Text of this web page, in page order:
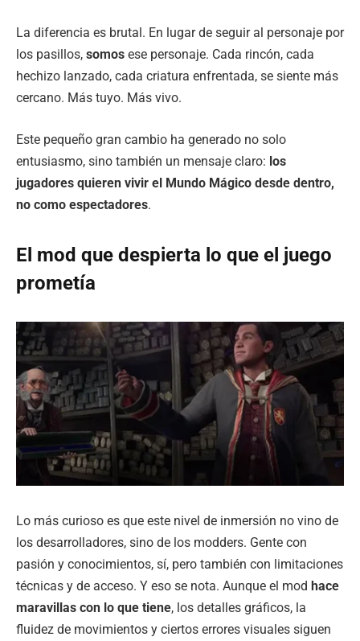
La diferencia es brutal. En lugar de seguir al personaje por
los pasillos, somos ese personaje. Cada rincón, cada
hechizo lanzado, cada criatura enfrentada, se siente más
cercano. Más tuyo. Más vivo.
Este pequeño gran cambio ha generado no solo
entusiasmo, sino también un mensaje claro: los
jugadores quieren vivir el Mundo Mágico desde dentro,
no como espectadores.
El mod que despierta lo que el juego
prometía
Lo más curioso es que este nivel de inmersión no vino de
los desarrolladores, sino de los modders. Gente con
pasión y conocimientos, sí, pero también con limitaciones
técnicas y de acceso. Y eso se nota. Aunque el mod hace
maravillas con lo que tiene, los detalles gráficos, la
fluidez de movimientos y ciertos errores visuales siguen